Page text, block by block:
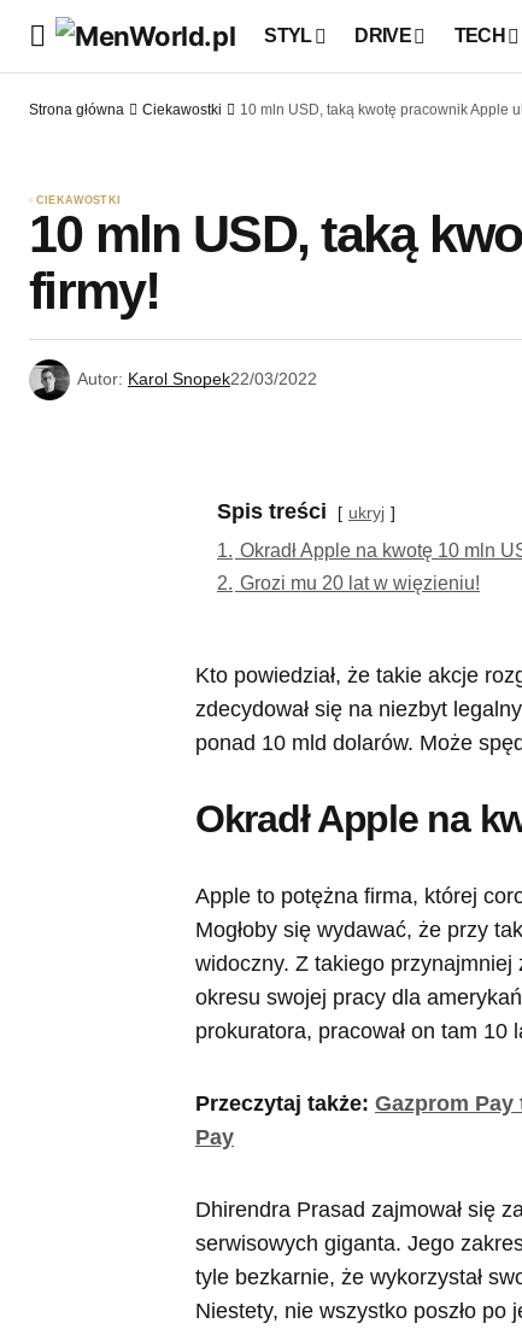
STYL DRIVE TECH
Strona główna Ciekawostki 10 mln USD, taką kwotę pracownik Apple
CIEKAWOSTKI
10 mln USD, taką
firmy!
Autor: Karol Snopek22/03/2022
Spis treści ukryj
1. Okradł Apple na kwotę 10 mln
2. Grozi mu 20 lat w więzieniu!
Kto powiedział, że takie akcje
zdecydował się na niezbyt
ponad 10 mld dolarów. Może
Okradł Apple na
Apple to potężna firma, której
Mogłoby się wydawać, że przy
widoczny. Z takiego przynajmniej
okresu swojej pracy dla
prokuratora, pracował on tam 10
Przeczytaj także: Gazprom
Pay
Dhirendra Prasad zajmował się
serwisowych giganta. Jego
tyle bezkarnie, że wykorzystał
Niestety, nie wszystko poszło po